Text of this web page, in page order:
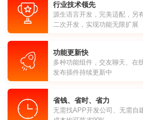
行业技术领先
源生语言开发，完美适配，另
二次开发，实现功能无限扩展
功能更新快
多种功能组件，交友聊天、在
发布插件持续更新中
省钱、省时、省力
无需找APP开发公司、无需自